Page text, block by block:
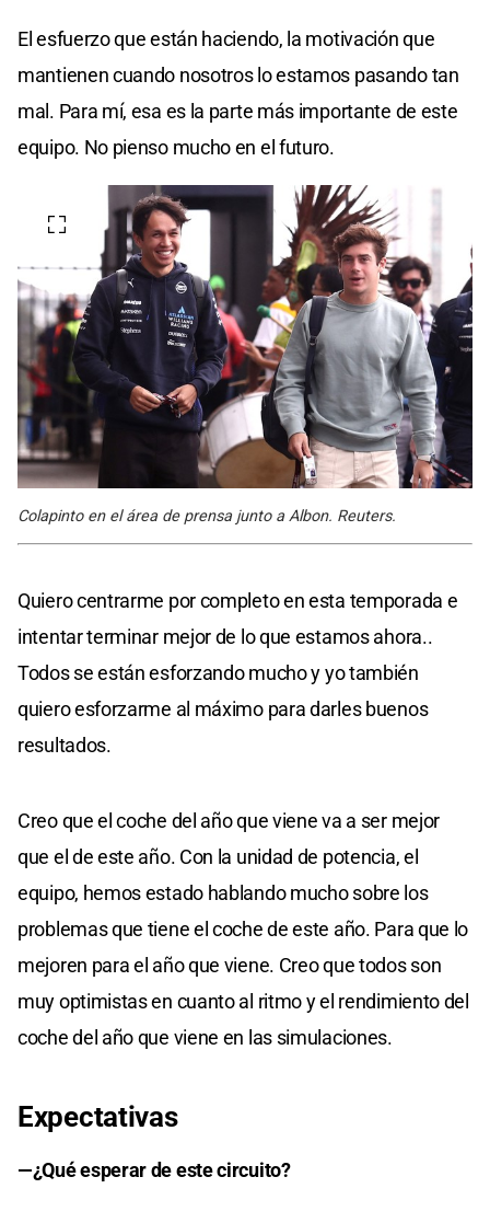
El esfuerzo que están haciendo, la motivación que
mantienen cuando nosotros lo estamos pasando tan
mal. Para mí, esa es la parte más importante de este
equipo. No pienso mucho en el futuro.
Colapinto en el área de prensa junto a Albon. Reuters.
Quiero centrarme por completo en esta temporada e
intentar terminar mejor de lo que estamos ahora..
Todos se están esforzando mucho y yo también
quiero esforzarme al máximo para darles buenos
resultados.
Creo que el coche del año que viene va a ser mejor
que el de este año. Con la unidad de potencia, el
equipo, hemos estado hablando mucho sobre los
problemas que tiene el coche de este año. Para que lo
mejoren para el año que viene. Creo que todos son
muy optimistas en cuanto al ritmo y el rendimiento del
coche del año que viene en las simulaciones.
Expectativas
—¿Qué esperar de este circuito?